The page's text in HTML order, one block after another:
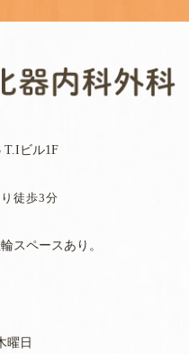
T.Iビル1F
徒歩3分
スペースあり。
曜日